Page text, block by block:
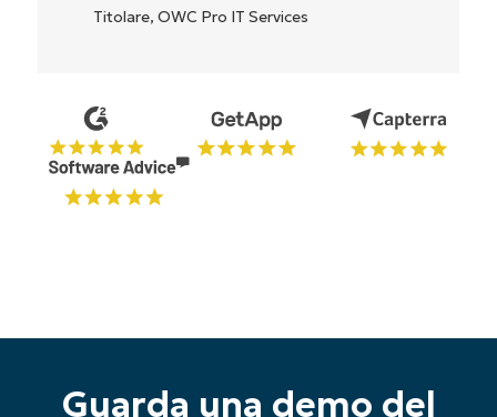
Titolare, OWC Pro IT Services
Guarda una demo del